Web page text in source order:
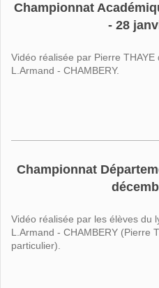
Championnat
- 28
Vidéo réalisée par Pierre THAYE
L.Armand - CHAMBERY.
Championnat
Vidéo réalisée par les élèves du
L.Armand - CHAMBERY (Pierre
particulier).